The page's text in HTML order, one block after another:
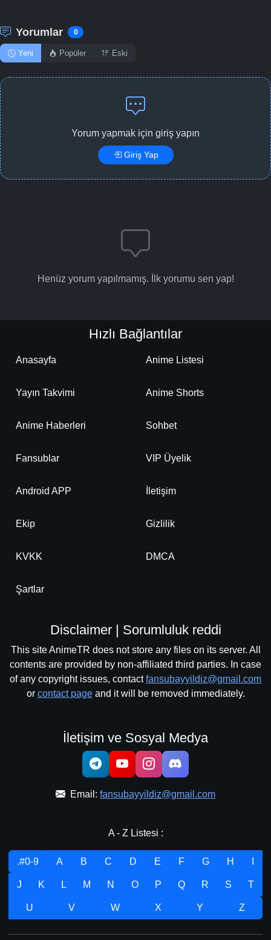
Yorumlar 0
Yeni Popüler Eski
Yorum yapmak için giriş yapın
Giriş Yap
Henüz yorum yapılmamış. İlk yorumu sen yap!
Hızlı Bağlantılar
Anasayfa Anime Listesi
Yayın Takvimi Anime Shorts
Anime Haberleri Sohbet
Fansublar VIP Üyelik
Android APP İletişim
Ekip Gizlilik
KVKK DMCA
Şartlar
Disclaimer | Sorumluluk reddi
This site AnimeTR does not store any files on its server. All
contents are provided by non-affiliated third parties. In case
of any copyright issues, contactfansubayyildiz@gmail.com
or contact pageand it will be removed immediately.
İletişim ve Sosyal Medya
Email: fansubayyildiz@gmail.com
A - Z Listesi :
.#0-9 A B C D E F G H
J K L M N O P Q R S T
U V W X Y Z